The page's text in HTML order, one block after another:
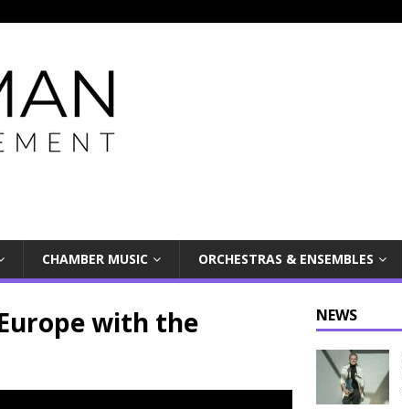
CHAMBER MUSIC ORCHESTRAS & ENSEMBLES
with the
NEWS